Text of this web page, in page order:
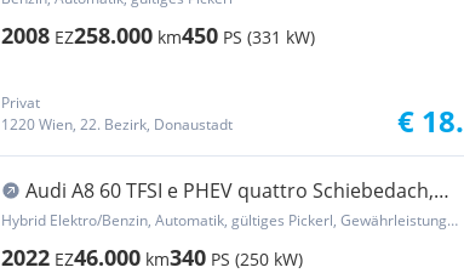
2008 EZ258.000 km450 PS (331 kW)
Privat
1220 Wien, 22. Bezirk, Donaustadt
€
Audi A8 60 TFSI e PHEV quattro Schiebedach,
ACC, Mas...
Hybrid Elektro/Benzin, Automatik, gültiges Pickerl, Gewährleistung, Garantie
2022 EZ46.000 km340 PS (250 kW)